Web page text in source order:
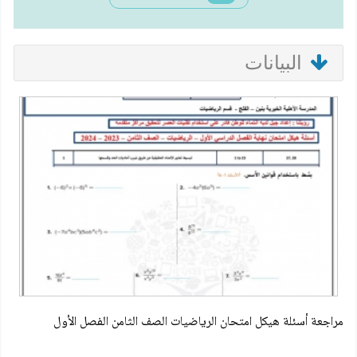
البيانات
مراجعة أسئلة هيكل امتحان الرياضيات الصف الثامن الفصل الأول